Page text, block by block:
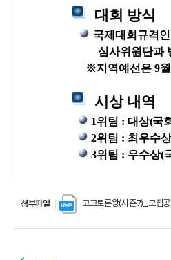
첨부파일 고교토론왕(시즌7)_모집